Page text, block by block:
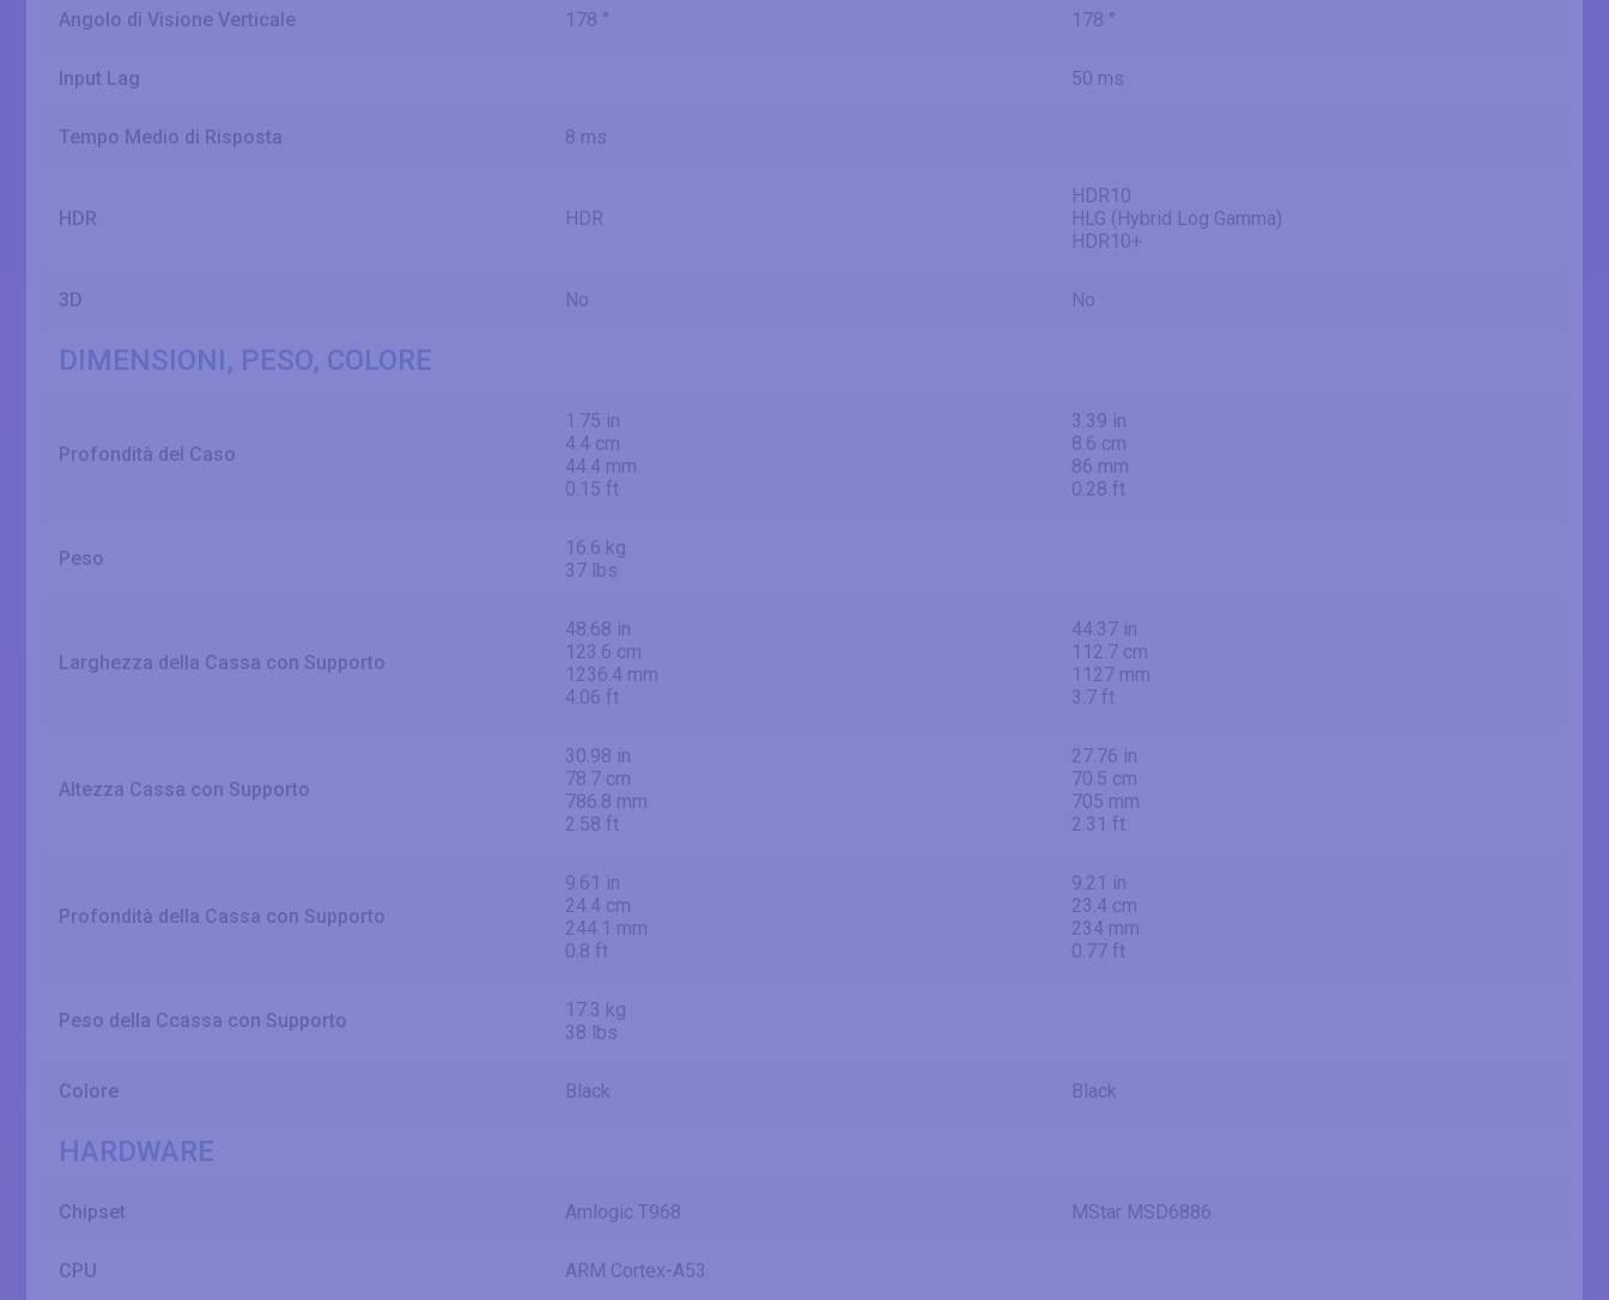
Angolo di Visione Verticale 178 ° 178 °
Input Lag 50 ms
Tempo Medio di Risposta 8 ms
HDR HDR
HDR10
HLG (Hybrid Log Gamma)
HDR10+
3D No No
DIMENSIONI, PESO, COLORE
Profondità del Caso
1.75 in
4.4 cm
44.4 mm
0.15 ft
3.39 in
8.6 cm
86 mm
0.28 ft
Peso
16.6 kg
37 lbs
Larghezza della Cassa con Supporto
48.68 in
123.6 cm
1236.4 mm
4.06 ft
44.37 in
112.7 cm
1127 mm
3.7 ft
Altezza Cassa con Supporto
30.98 in
78.7 cm
786.8 mm
2.58 ft
27.76 in
70.5 cm
705 mm
2.31 ft
Profondità della Cassa con Supporto
9.61 in
24.4 cm
244.1 mm
0.8 ft
9.21 in
23.4 cm
234 mm
0.77 ft
Peso della Ccassa con Supporto
17.3 kg
38 lbs
Colore Black Black
HARDWARE
Chipset Amlogic T968 MStar MSD6886
CPU ARM Cortex-A53